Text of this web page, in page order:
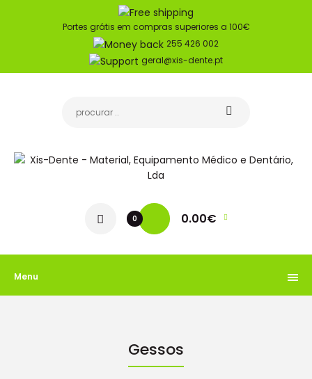
Portes grátis em compras superiores a 100€
255 426 002
geral@xis-dente.pt
0 0.00€
Menu
Gessos